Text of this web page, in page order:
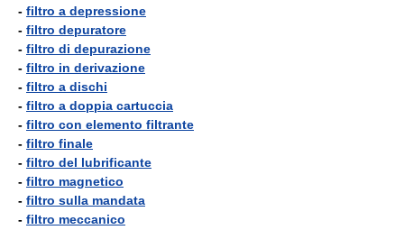
- filtro a depressione
- filtro depuratore
- filtro di depurazione
- filtro in derivazione
- filtro a dischi
- filtro a doppia cartuccia
- filtro con elemento filtrante
- filtro finale
- filtro del lubrificante
- filtro magnetico
- filtro sulla mandata
- filtro meccanico